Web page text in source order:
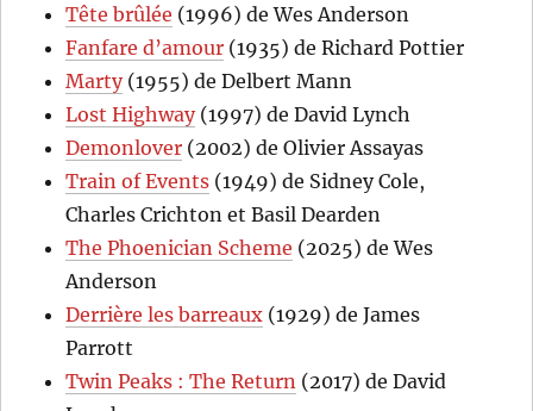
Tête brûlée (1996) de Wes Anderson
Fanfare d’amour (1935) de Richard Pottier
Marty(1955) de Delbert Mann
Lost Highway(1997) de David Lynch
Demonlover (2002) de Olivier Assayas
Train of Events (1949) de Sidney Cole,
Charles Crichton et Basil Dearden
The Phoenician Scheme (2025) de Wes
Anderson
Derrière les barreaux (1929) de James
Parrott
Twin Peaks : The Return (2017) de David